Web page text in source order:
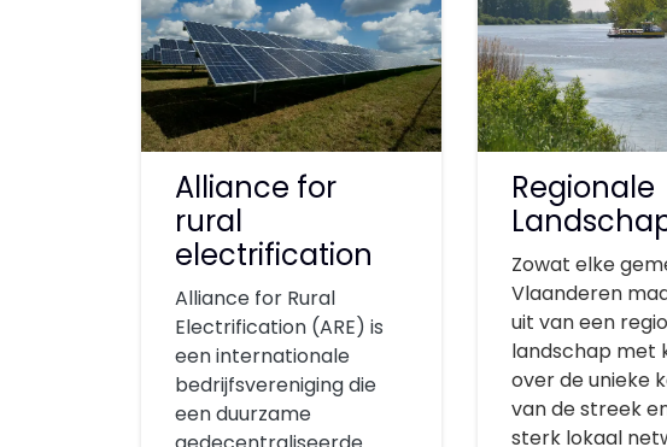
Alliance for
rural
electrification
Alliance for Rural
Electrification (ARE) is
een internationale
bedrijfsvereniging die
een duurzame
Regionale
Zowat elke
Vlaanderen
uit van een
landschap met
over de unieke
van de streek
sterk lokaal